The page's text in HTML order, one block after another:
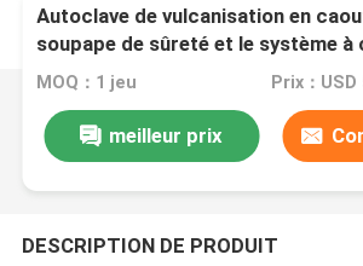
Autoclave de vulcanisation en
soupape de sûreté et le système à
serrure
MOQ：1 jeu
meilleur prix
DESCRIPTION DE PRODUIT